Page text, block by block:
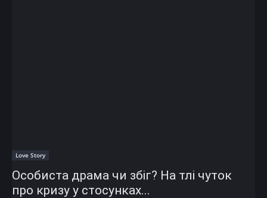
Love Story
Особиста драма чи збіг? На тлі чуток
про кризу у стосунках...